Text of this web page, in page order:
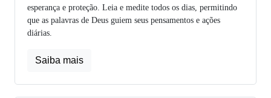
esperança e proteção. Leia e medite todos os dias, permitindo
que as palavras de Deus guiem seus pensamentos e ações
diárias.
Saiba mais